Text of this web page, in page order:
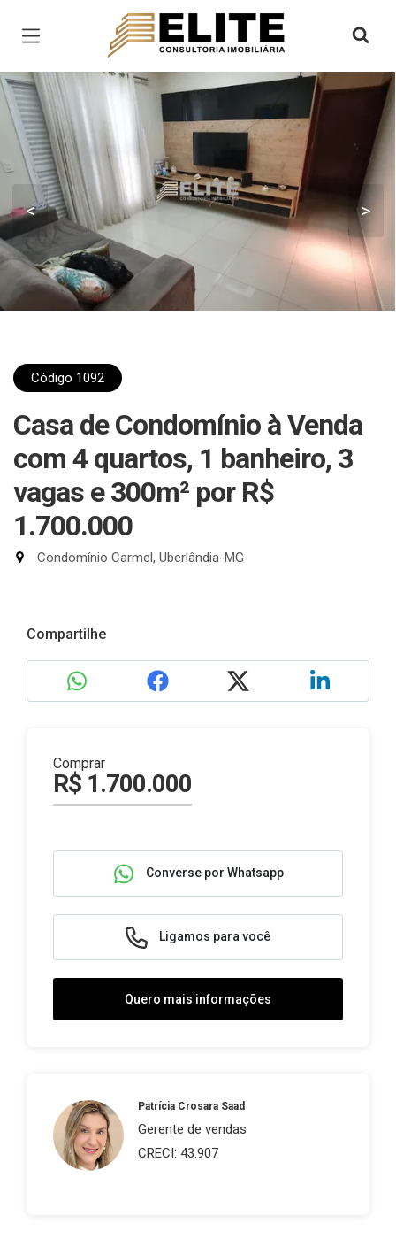
Página inicial
< >
Código 1092
Casa de Condomínio à Venda
com 4 quartos, 1 banheiro, 3
vagas e 300m² por R$
1.700.000
Condomínio Carmel, Uberlândia-MG
Compartilhe
Comprar
R$ 1.700.000
Converse por Whatsapp
Ligamos para você
Quero mais informações
Patrícia Crosara Saad
Gerente de vendas
CRECI: 43.907